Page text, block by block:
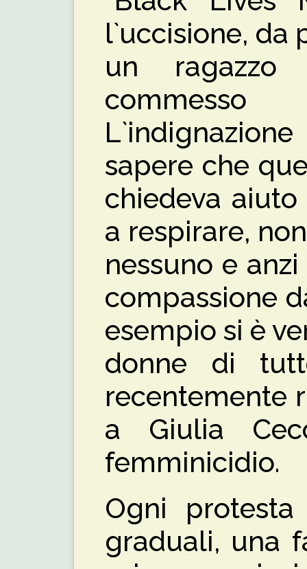
l`uccisione, da
un ragazzo
sapere che
chiedeva
a respirare,
nessuno e
compassione
esempio si è
donne di
recentemente
a Giulia
femminicidio.
Ogni
graduali, una